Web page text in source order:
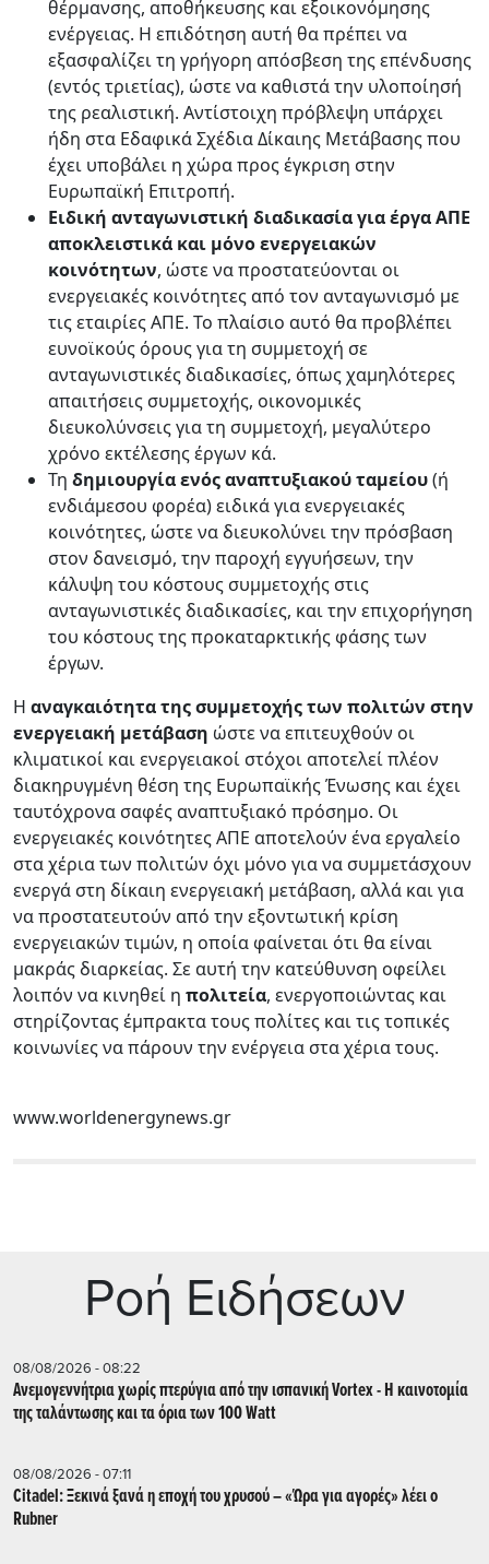
θέρμανσης, αποθήκευσης και εξοικονόμησης
ενέργειας. Η επιδότηση αυτή θα πρέπει να
εξασφαλίζει τη γρήγορη απόσβεση της επένδυσης
(εντός τριετίας), ώστε να καθιστά την υλοποίησή
της ρεαλιστική. Αντίστοιχη πρόβλεψη υπάρχει
ήδη στα Εδαφικά Σχέδια Δίκαιης Μετάβασης που
έχει υποβάλει η χώρα προς έγκριση στην
Ευρωπαϊκή Επιτροπή.
Ειδική ανταγωνιστική διαδικασία για έργα ΑΠΕ
αποκλειστικά και μόνο ενεργειακών
κοινότητων, ώστε να προστατεύονται οι
ενεργειακές κοινότητες από τον ανταγωνισμό με
τις εταιρίες ΑΠΕ. Το πλαίσιο αυτό θα προβλέπει
ευνοϊκούς όρους για τη συμμετοχή σε
ανταγωνιστικές διαδικασίες, όπως χαμηλότερες
απαιτήσεις συμμετοχής, οικονομικές
διευκολύνσεις για τη συμμετοχή, μεγαλύτερο
χρόνο εκτέλεσης έργων κά.
Τη δημιουργία ενός αναπτυξιακού ταμείου(ή
ενδιάμεσου φορέα) ειδικά για ενεργειακές
κοινότητες, ώστε να διευκολύνει την πρόσβαση
στον δανεισμό, την παροχή εγγυήσεων, την
κάλυψη του κόστους συμμετοχής στις
ανταγωνιστικές διαδικασίες, και την επιχορήγηση
του κόστους της προκαταρκτικής φάσης των
έργων.
Η αναγκαιότητα της συμμετοχής των πολιτών στην
ενεργειακή μετάβαση ώστε να επιτευχθούν οι
κλιματικοί και ενεργειακοί στόχοι αποτελεί πλέον
διακηρυγμένη θέση της Ευρωπαϊκής Ένωσης και έχει
ταυτόχρονα σαφές αναπτυξιακό πρόσημο. Οι
ενεργειακές κοινότητες ΑΠΕ αποτελούν ένα εργαλείο
στα χέρια των πολιτών όχι μόνο για να συμμετάσχουν
ενεργά στη δίκαιη ενεργειακή μετάβαση, αλλά και για
να προστατευτούν από την εξοντωτική κρίση
ενεργειακών τιμών, η οποία φαίνεται ότι θα είναι
μακράς διαρκείας. Σε αυτή την κατεύθυνση οφείλει
λοιπόν να κινηθεί η πολιτεία, ενεργοποιώντας και
στηρίζοντας έμπρακτα τους πολίτες και τις τοπικές
κοινωνίες να πάρουν την ενέργεια στα χέρια τους.
www.worldenergynews.gr
Ρoή Ειδήσεων
08/08/2026 - 08:22
Ανεμογεννήτρια χωρίς πτερύγια από την ισπανική Vortex - Η καινοτομία
της ταλάντωσης και τα όρια των 100 Watt
08/08/2026 - 07:11
Citadel: Ξεκινά ξανά η εποχή του χρυσού – «Ώρα για αγορές» λέει ο
Rubner